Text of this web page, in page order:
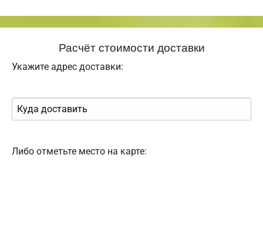
Расчёт стоимости доставки
Укажите адрес доставки:
Либо отметьте место на карте: